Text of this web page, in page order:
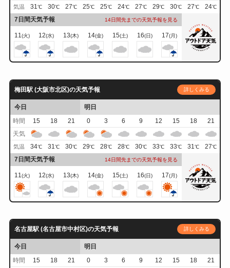
気温 31℃ 30℃ 27℃ 25℃ 25℃ 24℃ 27℃ 29℃ 30℃ 27℃ 24℃
7日間天気予報 14日間先までの天気予報を見る
11(火) 12(水) 13(木) 14(金) 15(土) 16(日) 17(月)
梅田駅 (大阪市北区)の天気予報 詳しくみる
今日
明日
時間
15 18 21 0 3 6 9 12 15 18
21
天気
気温 34℃ 31℃ 30℃ 29℃ 28℃ 28℃ 30℃ 33℃ 33℃ 31℃ 27℃
7日間天気予報 14日間先までの天気予報を見る
11(火) 12(水) 13(木) 14(金) 15(土) 16(日) 17(月)
名古屋駅 (名古屋市中村区)の天気予報 詳しくみる
今日
明日
時間
15 18 21 0 3 6 9 12 15 18
21